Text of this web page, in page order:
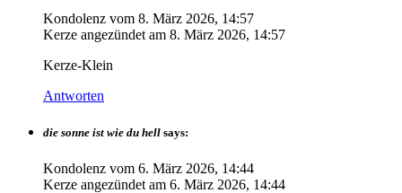
Kondolenz vom 8. März 2026, 14:57
Kerze angezündet am 8. März 2026, 14:57
Kerze-Klein
Antworten
die sonne ist wie du hell says:
Kondolenz vom 6. März 2026, 14:44
Kerze angezündet am 6. März 2026, 14:44